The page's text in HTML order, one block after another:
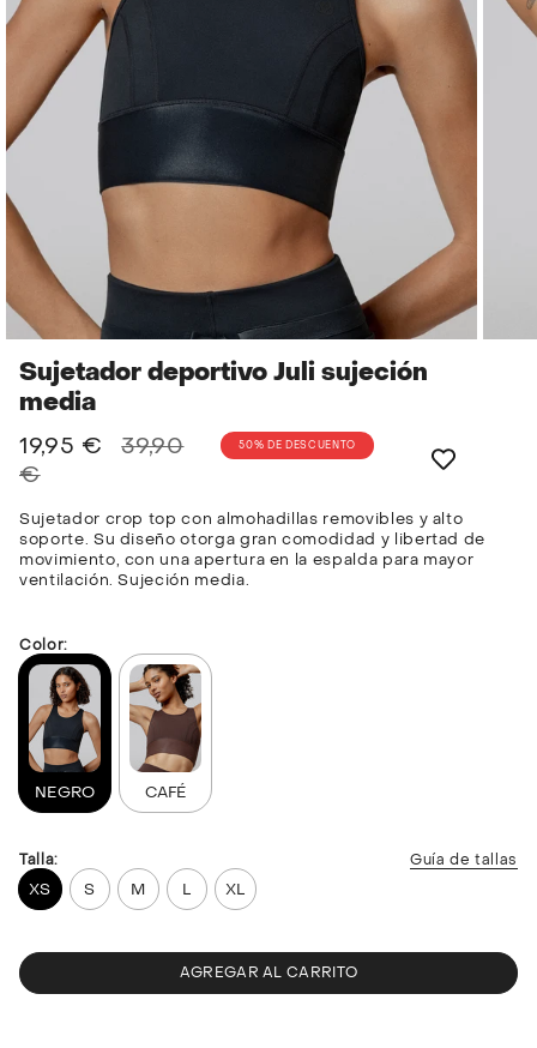
Sujetador deportivo Juli sujeción
media
19,95 €
Precio
39,90
€
50% DE DESCUENTO
Sujetador crop top con almohadillas removibles y alto
soporte. Su diseño otorga gran comodidad y libertad de
movimiento, con una apertura en la espalda para mayor
ventilación. Sujeción media.
Color:
NEGRO CAFÉ
Talla: Guía de tallas
XS S M L XL
AGREGAR AL CARRITO